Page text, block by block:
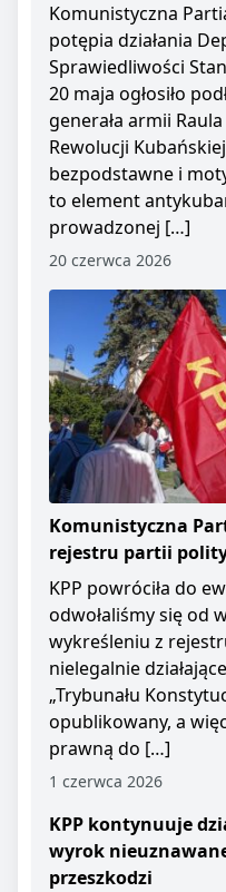
Komunistyczna
potępia działania
Sprawiedliwości
20 maja ogłosiło
generała armii
Rewolucji
bezpodstawne i
to element
prowadzonej […]
20 czerwca 2026
Komunistyczna
rejestru partii
KPP powróciła do
odwołaliśmy się od
wykreśleniu z
nielegalnie
„Trybunału
opublikowany, a
prawną do […]
1 czerwca 2026
KPP kontynuuje
wyrok
przeszkodzi